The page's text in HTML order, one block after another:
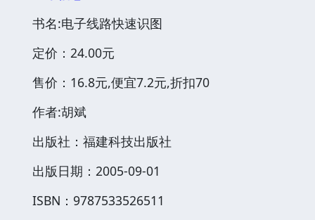
书名:电子线路快速识图
定价：24.00元
售价：16.8元,便宜7.2元,折扣70
作者:胡斌
出版社：福建科技出版社
出版日期：2005-09-01
ISBN：9787533526511